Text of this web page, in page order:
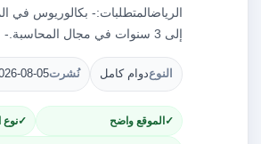
إلى 3 سنوات في مجال المحاسبة.- …
النوعدوام كامل نُشرت08-05
الموقع واضح نوع